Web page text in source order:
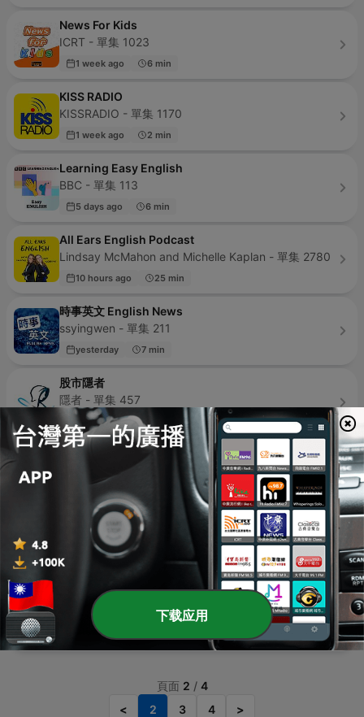
News For Kids
ICRT - 單集 1023
1 week ago 6 min
KISS RADIO
KISSRADIO - 單集 1170
1 week ago 2 min
Learning Easy English
BBC - 單集 113
5 days ago 6 min
All Ears English Podcast
Lindsay McMahon and Michelle Kaplan - 單集 2780
10 hours ago 25 min
時事英文 English News
ssyingwen - 單集 211
yesterday 7 min
股市隱者
隱者 - 單集 457
2 days ago
11 hours ago
佳倩&天祐
Patty & Phil - 單集 375
26 min
宮說宮有理
國立故宮博物院 National Palace Museum - 單集 199
1 week ago
頁面 2 / 4
<
2 3 4 >
下载应用